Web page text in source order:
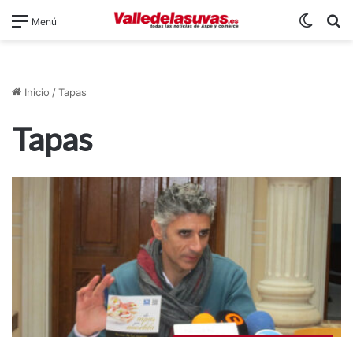
Menú
Inicio /Tapas
Tapas